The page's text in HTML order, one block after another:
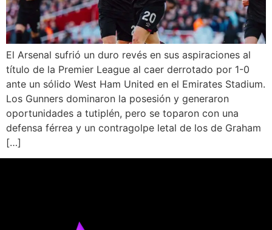
El Arsenal sufrió un duro revés en sus aspiraciones al
título de la Premier League al caer derrotado por 1-0
ante un sólido West Ham United en el Emirates Stadium.
Los Gunners dominaron la posesión y generaron
oportunidades a tutiplén, pero se toparon con una
defensa férrea y un contragolpe letal de los de Graham
[…]